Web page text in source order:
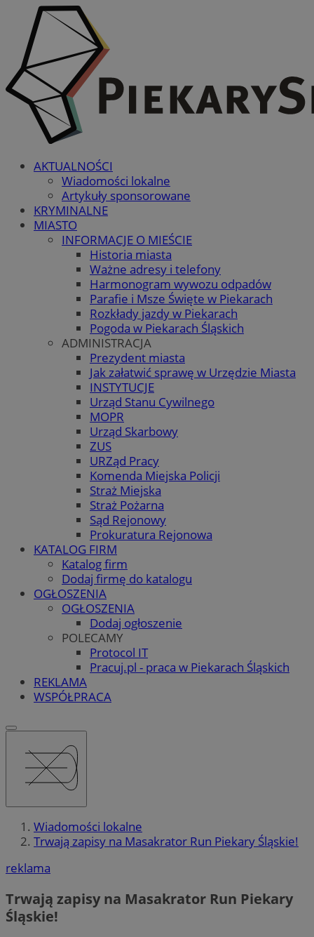
AKTUALNOŚCI
Wiadomości lokalne
Artykuły sponsorowane
KRYMINALNE
MIASTO
INFORMACJE O MIEŚCIE
Historia miasta
Ważne adresy i telefony
Harmonogram wywozu odpadów
Parafie i Msze Święte w Piekarach
Rozkłady jazdy w Piekarach
Pogoda w Piekarach Śląskich
ADMINISTRACJA
Prezydent miasta
Jak załatwić sprawę w Urzędzie Miasta
INSTYTUCJE
Urząd Stanu Cywilnego
MOPR
Urząd Skarbowy
ZUS
URZąd Pracy
Komenda Miejska Policji
Straż Miejska
Straż Pożarna
Sąd Rejonowy
Prokuratura Rejonowa
KATALOG FIRM
Katalog firm
Dodaj firmę do katalogu
OGŁOSZENIA
OGŁOSZENIA
Dodaj ogłoszenie
POLECAMY
Protocol IT
Pracuj.pl - praca w Piekarach Śląskich
REKLAMA
WSPÓŁPRACA
Wiadomości lokalne
Trwają zapisy na Masakrator Run Piekary Śląskie!
reklama
Trwają zapisy na Masakrator Run Piekary
Śląskie!